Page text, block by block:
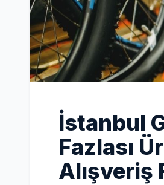
İstanbul
Fazlası
Alışveriş